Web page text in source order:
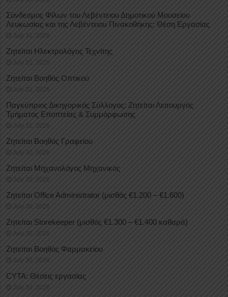
Σύνδεσμος Φίλων του Λεβέντειου Δημοτικού Μουσείου
Λευκωσίας και της Λεβέντειου Πινακοθήκης: Θέση Εργασίας
July 31, 2026
Ζητείται Ηλεκτρολόγος Τεχνίτης
July 31, 2026
Ζητείται Βοηθός Οπτικού
July 31, 2026
Παγκύπριος Δικηγορικός Σύλλογος: Ζητείται Λειτουργός
Τμήματος Εποπτείας & Συμμόρφωσης
July 31, 2026
Ζητείται Βοηθός Γραφείου
July 30, 2026
Ζητείται Μηχανολόγος Μηχανικός
July 30, 2026
Ζητείται Office Administrator (μισθός €1.200 – €1.600)
July 30, 2026
Ζητείται Storekeeper (μισθός €1.300 – €1.400 καθαρά)
July 30, 2026
Ζητείται Βοηθός Φαρμακείου
July 30, 2026
CYTA: Θέσεις εργασίας
July 30, 2026